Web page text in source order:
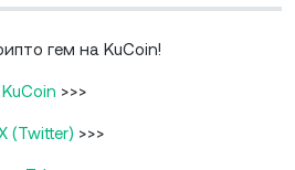
гем на KuCoin!
>>>
(Twitter) >>>